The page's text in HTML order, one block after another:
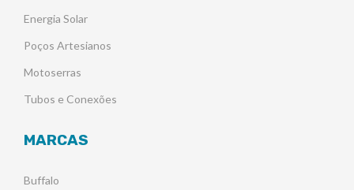
Energia Solar
Poços Artesianos
Motoserras
Tubos e Conexões
MARCAS
Buffalo